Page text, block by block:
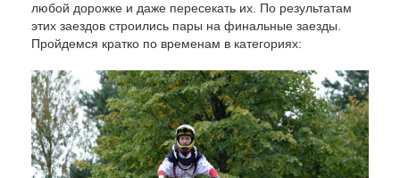
любой дорожке и даже пересекать их. По результатам
этих заездов строились пары на финальные заезды.
Пройдемся кратко по временам в категориях: